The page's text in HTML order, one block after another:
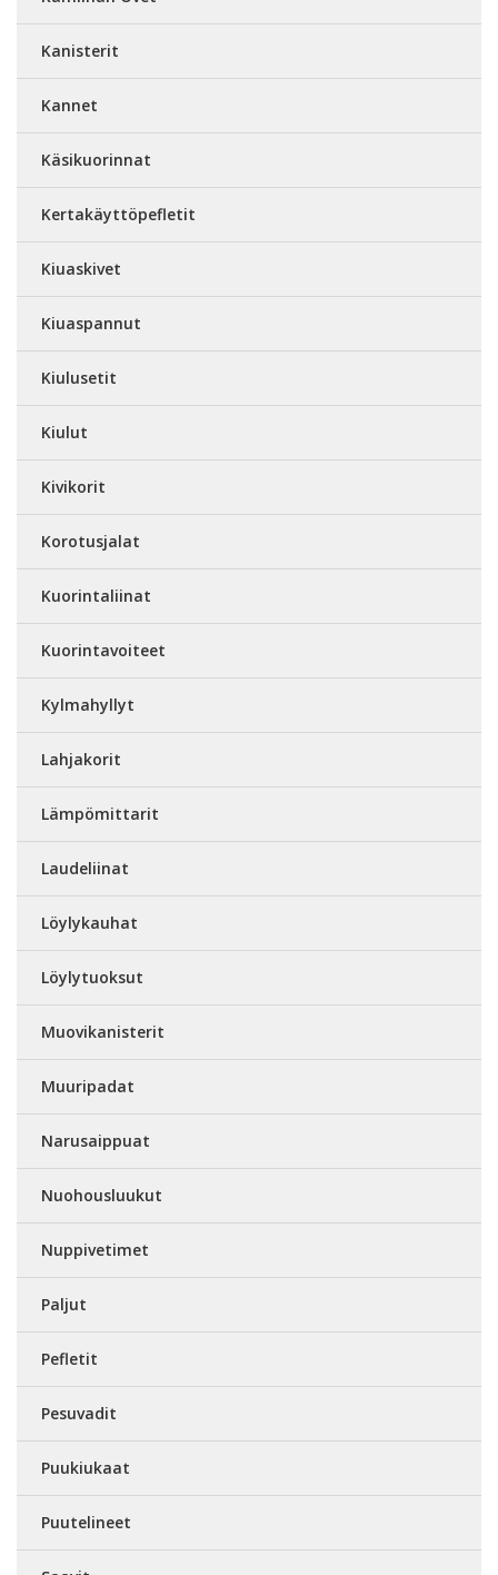
Kanisterit
Kannet
Käsikuorinnat
Kertakäyttöpefletit
Kiuaskivet
Kiuaspannut
Kiulusetit
Kiulut
Kivikorit
Korotusjalat
Kuorintaliinat
Kuorintavoiteet
Kylmahyllyt
Lahjakorit
Lämpömittarit
Laudeliinat
Löylykauhat
Löylytuoksut
Muovikanisterit
Muuripadat
Narusaippuat
Nuohousluukut
Nuppivetimet
Paljut
Pefletit
Pesuvadit
Puukiukaat
Puutelineet